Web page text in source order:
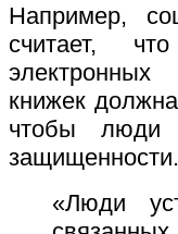
Например,
считает,
электронных
книжек
чтобы люди
защищенности.
«Люди